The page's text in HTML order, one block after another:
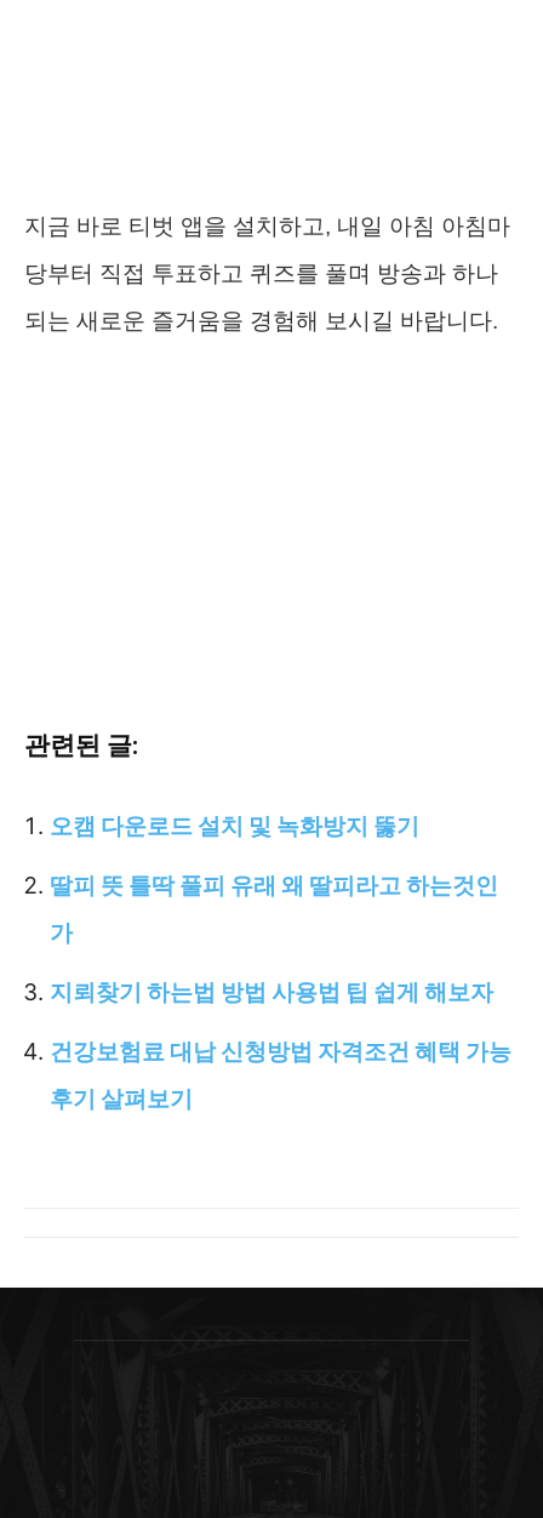
지금 바로 티벗 앱을 설치하고, 내일 아침 아침마
당부터 직접 투표하고 퀴즈를 풀며 방송과 하나
되는 새로운 즐거움을 경험해 보시길 바랍니다.
관련된 글:
오캠 다운로드 설치 및 녹화방지 뚫기
딸피 뜻 틀딱 풀피 유래 왜 딸피라고 하는것인
가
지뢰찾기 하는법 방법 사용법 팁 쉽게 해보자
건강보험료 대납 신청방법 자격조건 혜택 가능
후기 살펴보기